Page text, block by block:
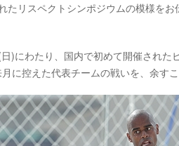
たリスペクトシンポジウムの模様を
)にわたり、国内で初めて開催された
に控えた代表チームの戦いを、余す